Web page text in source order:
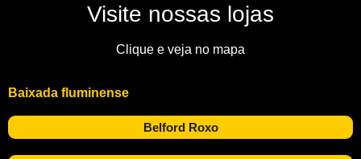
Visite nossas lojas
Clique e veja no mapa
Baixada fluminense
Belford Roxo